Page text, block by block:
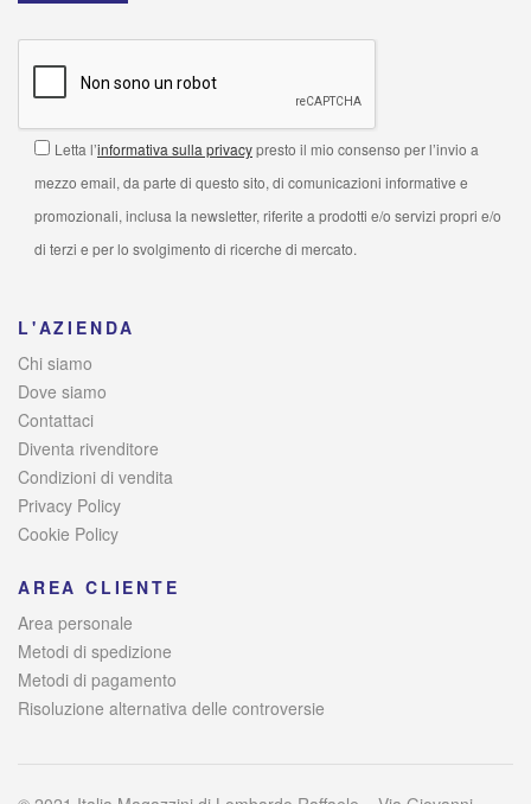
Letta l’informativa sulla privacypresto il mio consenso per l’invio a
mezzo email, da parte di questo sito, di comunicazioni informative e
promozionali, inclusa la newsletter, riferite a prodotti e/o servizi propri e/o
di terzi e per lo svolgimento di ricerche di mercato.
L'AZIENDA
Chi siamo
Dove siamo
Contattaci
Diventa rivenditore
Condizioni di vendita
Privacy Policy
Cookie Policy
AREA CLIENTE
Area personale
Metodi di spedizione
Metodi di pagamento
Risoluzione alternativa delle controversie